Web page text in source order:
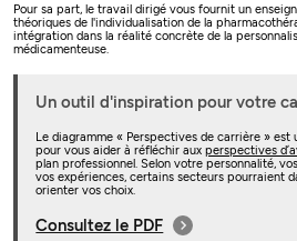
Pour sa part, le travail dirigé vous fournit un
théoriques de l'individualisation de la
intégration dans la réalité concrète de la
médicamenteuse.
Un outil d'inspiration pour votre
Le diagramme « Perspectives de carrière » est
pour vous aider à réfléchir auxperspectives
plan professionnel. Selon votre personnalité,
vos expériences, certains secteurs pourraient
orienter vos choix.
Consultez le PDF